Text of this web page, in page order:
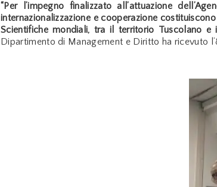
“Per l’impegno finalizzato all’attuazione
internazionalizzazione e cooperazione
Scientifiche mondiali, tra il territorio Tuscolano
Dipartimento di Management e Diritto ha ricevuto